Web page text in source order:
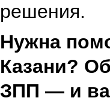
решения.
Нужна
Казани?
ЗПП — и